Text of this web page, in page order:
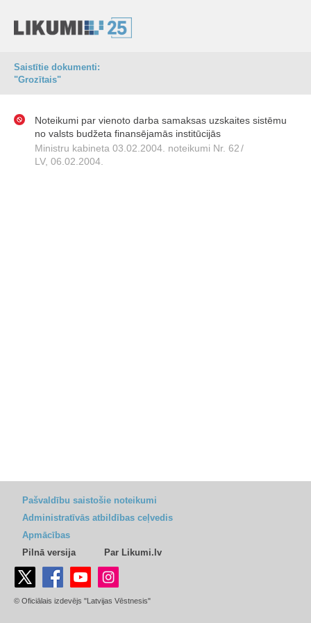
Saistītie dokumenti:
"Grozītais"
Noteikumi par vienoto darba samaksas uzskaites sistēmu
no valsts budžeta finansējamās institūcijās
Ministru kabineta 03.02.2004. noteikumi Nr. 62/
LV, 06.02.2004.
Pašvaldību saistošie noteikumi
Administratīvās atbildības ceļvedis
Apmācības
Pilnā versija
Par Likumi.lv
© Oficiālais izdevējs "Latvijas Vēstnesis"